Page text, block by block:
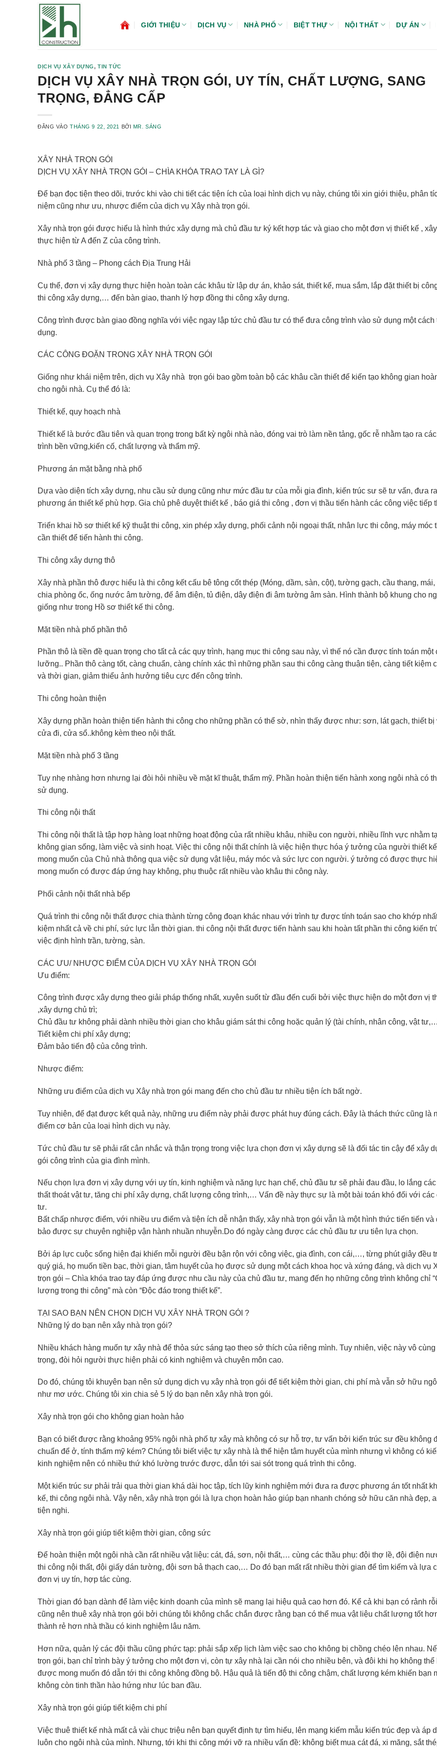
GIỚI THIỆU DỊCH VỤ NHÀ PHỐ BIỆT THỰ NỘI THẤT DỰ ÁN
DỊCH VỤ XÂY DỰNG,TIN TỨC
DỊCH VỤ XÂY NHÀ TRỌN GÓI, UY TÍN, CHẤT LƯỢNG, SANG
TRỌNG, ĐẲNG CẤP
ĐĂNG VÀOTHÁNG 9 22, 2021 BỞI MR. SÁNG
XÂY NHÀ TRỌN GÓI
DỊCH VỤ XÂY NHÀ TRỌN GÓI – CHÌA KHÓA TRAO TAY LÀ GÌ?
Để bạn đọc tiện theo dõi, trước khi vào chi tiết các tiện ích của loại hình dịch vụ này, chúng tôi xin giới thiệu, phân
niệm cũng như ưu, nhược điểm của dịch vụ Xây nhà trọn gói.
Xây nhà trọn gói được hiểu là hình thức xây dựng mà chủ đầu tư ký kết hợp tác và giao cho một đơn vị thiết kế ,
thực hiện từ A đến Z của công trình.
Nhà phố 3 tầng – Phong cách Địa Trung Hải
Cụ thể, đơn vị xây dựng thực hiện hoàn toàn các khâu từ lập dự án, khảo sát, thiết kế, mua sắm, lắp đặt thiết bị
thi công xây dựng,… đến bàn giao, thanh lý hợp đồng thi công xây dựng.
Công trình được bàn giao đồng nghĩa với việc ngay lập tức chủ đầu tư có thể đưa công trình vào sử dụng một cách
dụng.
CÁC CÔNG ĐOẶN TRONG XÂY NHÀ TRỌN GÓI
Giống như khái niệm trên, dịch vụ Xây nhà trọn gói bao gồm toàn bộ các khâu cần thiết để kiến tạo không gian
cho ngôi nhà. Cụ thể đó là:
Thiết kế, quy hoạch nhà
Thiết kế là bước đầu tiên và quan trọng trong bất kỳ ngôi nhà nào, đóng vai trò làm nền tảng, gốc rễ nhằm tạo ra
trình bền vững,kiến cố, chất lượng và thẩm mỹ.
Phương án mặt bằng nhà phố
Dựa vào diện tích xây dựng, nhu cầu sử dụng cũng như mức đầu tư của mỗi gia đình, kiến trúc sư sẽ tư vấn, đưa ra
phương án thiết kế phù hợp. Gia chủ phê duyệt thiết kế , báo giá thi công , đơn vị thầu tiến hành các công việc tiếp
Triển khai hồ sơ thiết kế kỹ thuật thi công, xin phép xây dựng, phối cảnh nội ngoại thất, nhân lực thi công, máy móc
cần thiết để tiến hành thi công.
Thi công xây dựng thô
Xây nhà phần thô được hiểu là thi công kết cấu bê tông cốt thép (Móng, dầm, sàn, cột), tường gạch, cầu thang, mái,
chia phòng ốc, ống nước âm tường, đế âm điện, tủ điện, dây điện đi âm tường âm sàn. Hình thành bộ khung cho
giống như trong Hồ sơ thiết kế thi công.
Mặt tiền nhà phố phần thô
Phần thô là tiền đề quan trọng cho tất cả các quy trình, hạng mục thi công sau này, vì thế nó cần được tính toán một
lưỡng.. Phần thô càng tốt, càng chuẩn, càng chính xác thì những phần sau thi công càng thuận tiện, càng tiết kiệm
và thời gian, giảm thiểu ảnh hưởng tiêu cực đến công trình.
Thi công hoàn thiện
Xây dựng phần hoàn thiện tiến hành thi công cho những phần có thể sờ, nhìn thấy được như: sơn, lát gạch, thiết bị
cửa đi, cửa sổ..không kèm theo nội thất.
Mặt tiền nhà phố 3 tầng
Tuy nhẹ nhàng hơn nhưng lại đòi hỏi nhiều về mặt kĩ thuật, thẩm mỹ. Phần hoàn thiện tiến hành xong ngôi nhà có
sử dụng.
Thi công nội thất
Thi công nội thất là tập hợp hàng loạt những hoạt động của rất nhiều khâu, nhiều con người, nhiều lĩnh vực nhằm
không gian sống, làm việc và sinh hoạt. Việc thi công nội thất chính là việc hiện thực hóa ý tưởng của người thiết
mong muốn của Chủ nhà thông qua việc sử dụng vật liệu, máy móc và sức lực con người. ý tưởng có được thực
mong muốn có được đáp ứng hay không, phụ thuộc rất nhiều vào khâu thi công này.
Phối cảnh nội thất nhà bếp
Quá trình thi công nội thất được chia thành từng công đoạn khác nhau với trình tự được tính toán sao cho khớp
kiệm nhất cả về chi phí, sức lực lẫn thời gian. thi công nội thất được tiến hành sau khi hoàn tất phần thi công kiến
việc định hình trần, tường, sàn.
CÁC ƯU/ NHƯỢC ĐIỂM CỦA DỊCH VỤ XÂY NHÀ TRỌN GÓI
Ưu điểm:
Công trình được xây dựng theo giải pháp thống nhất, xuyên suốt từ đầu đến cuối bởi việc thực hiện do một đơn vị
,xây dựng chủ trì;
Chủ đầu tư không phải dành nhiều thời gian cho khâu giám sát thi công hoặc quản lý (tài chính, nhân công, vật
Tiết kiệm chi phí xây dựng;
Đảm bảo tiến độ của công trình.
Nhược điểm:
Những ưu điểm của dịch vụ Xây nhà trọn gói mang đến cho chủ đầu tư nhiều tiện ích bất ngờ.
Tuy nhiên, để đạt được kết quả này, những ưu điểm này phải được phát huy đúng cách. Đây là thách thức cũng là
điểm cơ bản của loại hình dịch vụ này.
Tức chủ đầu tư sẽ phải rất cân nhắc và thận trọng trong việc lựa chọn đơn vị xây dựng sẽ là đối tác tin cậy để xây
gói công trình của gia đình mình.
Nếu chọn lựa đơn vị xây dựng với uy tín, kinh nghiệm và năng lực hạn chế, chủ đầu tư sẽ phải đau đầu, lo lắng các
thất thoát vật tư, tăng chi phí xây dựng, chất lượng công trình,… Vấn đề này thực sự là một bài toán khó đối với các
tư.
Bất chấp nhược điểm, với nhiều ưu điểm và tiện ích dễ nhận thấy, xây nhà trọn gói vẫn là một hình thức tiến tiến và
bảo được sự chuyên nghiệp vận hành nhuần nhuyễn.Do đó ngày càng được các chủ đầu tư ưu tiên lựa chọn.
Bởi áp lực cuộc sống hiện đại khiến mỗi người đều bận rộn với công việc, gia đình, con cái,…, từng phút giây đều
quý giá, họ muốn tiền bạc, thời gian, tâm huyết của họ được sử dụng một cách khoa học và xứng đáng, và dịch vụ
trọn gói – Chìa khóa trao tay đáp ứng được nhu cầu này của chủ đầu tư, mang đến họ những công trình không chỉ
lượng trong thi công” mà còn “Độc đáo trong thiết kế”.
TẠI SAO BẠN NÊN CHỌN DỊCH VỤ XÂY NHÀ TRỌN GÓI ?
Những lý do bạn nên xây nhà trọn gói?
Nhiều khách hàng muốn tự xây nhà để thỏa sức sáng tạo theo sở thích của riêng mình. Tuy nhiên, việc này vô cùng
trọng, đòi hỏi người thực hiện phải có kinh nghiệm và chuyên môn cao.
Do đó, chúng tôi khuyên bạn nên sử dụng dịch vụ xây nhà trọn gói để tiết kiệm thời gian, chi phí mà vẫn sở hữu
như mơ ước. Chúng tôi xin chia sẻ 5 lý do bạn nên xây nhà trọn gói.
Xây nhà trọn gói cho không gian hoàn hảo
Bạn có biết được rằng khoảng 95% ngôi nhà phố tự xây mà không có sự hỗ trợ, tư vấn bởi kiến trúc sư đều không
chuẩn để ở, tính thẩm mỹ kém? Chúng tôi biết việc tự xây nhà là thể hiện tâm huyết của mình nhưng vì không có
kinh nghiệm nên có nhiều thứ khó lường trước được, dẫn tới sai sót trong quá trình thi công.
Một kiến trúc sư phải trải qua thời gian khá dài học tập, tích lũy kinh nghiệm mới đưa ra được phương án tốt nhất
kế, thi công ngôi nhà. Vậy nên, xây nhà trọn gói là lựa chọn hoàn hảo giúp bạn nhanh chóng sở hữu căn nhà đẹp,
tiện nghi.
Xây nhà trọn gói giúp tiết kiệm thời gian, công sức
Để hoàn thiện một ngôi nhà cần rất nhiều vật liệu: cát, đá, sơn, nội thất,… cùng các thầu phụ: đội thợ lề, đội điện
thi công nội thất, đội giấy dán tường, đội sơn bả thạch cao,… Do đó bạn mất rất nhiều thời gian để tìm kiếm và lựa
đơn vị uy tín, hợp tác cùng.
Thời gian đó bạn dành để làm việc kinh doanh của mình sẽ mang lại hiệu quả cao hơn đó. Kể cả khi bạn có rảnh
cũng nên thuê xây nhà trọn gói bởi chúng tôi không chắc chắn được rằng bạn có thể mua vật liệu chất lượng tốt
thành rẻ hơn nhà thầu có kinh nghiệm lâu năm.
Hơn nữa, quản lý các đội thầu cũng phức tạp: phải sắp xếp lịch làm việc sao cho không bị chồng chéo lên nhau.
trọn gói, bạn chỉ trình bày ý tưởng cho một đơn vị, còn tự xây nhà lại cần nói cho nhiều bên, và đôi khi họ không thể
được mong muốn đó dẫn tới thi công không đồng bộ. Hậu quả là tiến độ thi công chậm, chất lượng kém khiến bạn
không còn tinh thần hào hứng như lúc ban đầu.
Xây nhà trọn gói giúp tiết kiệm chi phí
Việc thuê thiết kế nhà mất cả vài chục triệu nên bạn quyết định tự tìm hiểu, lên mạng kiếm mẫu kiến trúc đẹp và áp
luôn cho ngôi nhà của mình. Nhưng, tới khi thi công mới vỡ ra nhiều vấn đề: không biết mua cát đá, xi măng, sắt